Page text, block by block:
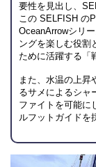
要性を見出し、
この SELFISH の
OceanArrowシリ
ングを楽しむ役割
ために活躍する「
また、水温の上昇
るサメによるシャ
ファイトを可能に
ルフットガイドを